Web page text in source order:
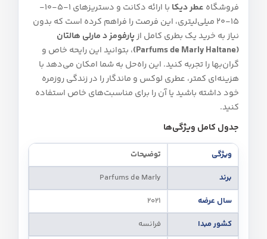
فروشگاه عطر دیکا
با ارائه دکانت و دستریزهای 1-5-10-
15-20 میلی‌لیتری، این فرصت را فراهم کرده است که بدون
نیاز به خرید یک بطری کامل ازپارفومز د مارلی هالتان
(Parfums de Marly Haltane)
، بتوانید این رایحه خاص و
گران‌بها را تجربه کنید. این راه‌حل به شما امکان می‌دهد با
هزینه‌ای کمتر، عطری لوکس و ماندگار را در زندگی روزمره
خود داشته باشید یا آن را برای مناسبت‌های خاص استفاده
کنید.
جدول کامل ویژگی‌ها
ویژگی
توضیحات
برند
Parfums de Marly
سال عرضه
2021
کشور مبدا
فرانسه